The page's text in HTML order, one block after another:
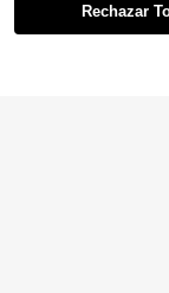
¡9%
Rechazar